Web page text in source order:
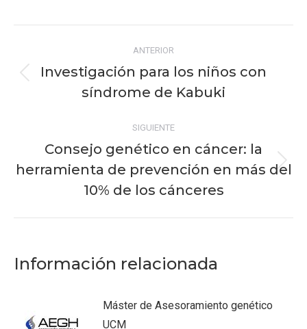
entre
publicaciones
ANTERIOR
Publicación
anterior:
Investigación para los niños con
síndrome de Kabuki
SIGUIENTE
Publicación
siguiente:
Consejo genético en cáncer: la
herramienta de prevención en más del
10% de los cánceres
Información relacionada
Máster de Asesoramiento genético
UCM